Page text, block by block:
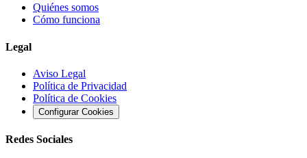
Quiénes somos
Cómo funciona
Legal
Aviso Legal
Política de Privacidad
Política de Cookies
Configurar Cookies
Redes Sociales